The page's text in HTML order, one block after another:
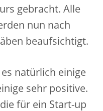
gebracht. Alle
nun nach
beaufsichtigt.
natürlich einige
sehr positive.
für ein Start-up